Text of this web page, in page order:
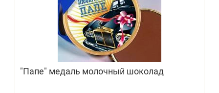
"Папе" медаль молочный шоколад